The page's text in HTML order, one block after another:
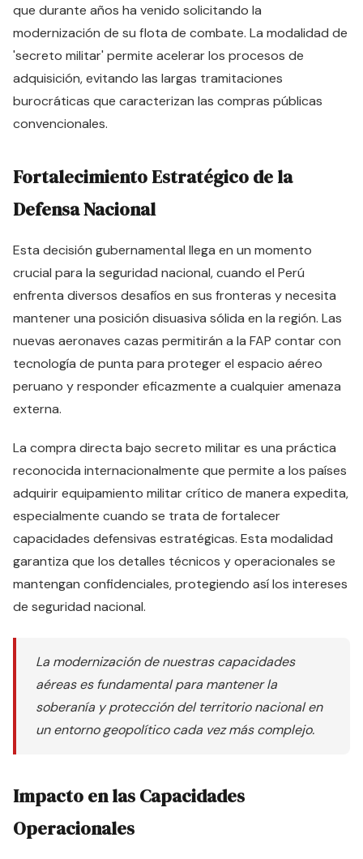
que durante años ha venido solicitando la
modernización de su flota de combate. La modalidad de
'secreto militar' permite acelerar los procesos de
adquisición, evitando las largas tramitaciones
burocráticas que caracterizan las compras públicas
convencionales.
Fortalecimiento Estratégico de la
Defensa Nacional
Esta decisión gubernamental llega en un momento
crucial para la seguridad nacional, cuando el Perú
enfrenta diversos desafíos en sus fronteras y necesita
mantener una posición disuasiva sólida en la región. Las
nuevas aeronaves cazas permitirán a la FAP contar con
tecnología de punta para proteger el espacio aéreo
peruano y responder eficazmente a cualquier amenaza
externa.
La compra directa bajo secreto militar es una práctica
reconocida internacionalmente que permite a los países
adquirir equipamiento militar crítico de manera expedita,
especialmente cuando se trata de fortalecer
capacidades defensivas estratégicas. Esta modalidad
garantiza que los detalles técnicos y operacionales se
mantengan confidenciales, protegiendo así los intereses
de seguridad nacional.
La modernización de nuestras capacidades
aéreas es fundamental para mantener la
soberanía y protección del territorio nacional en
un entorno geopolítico cada vez más complejo.
Impacto en las Capacidades
Operacionales